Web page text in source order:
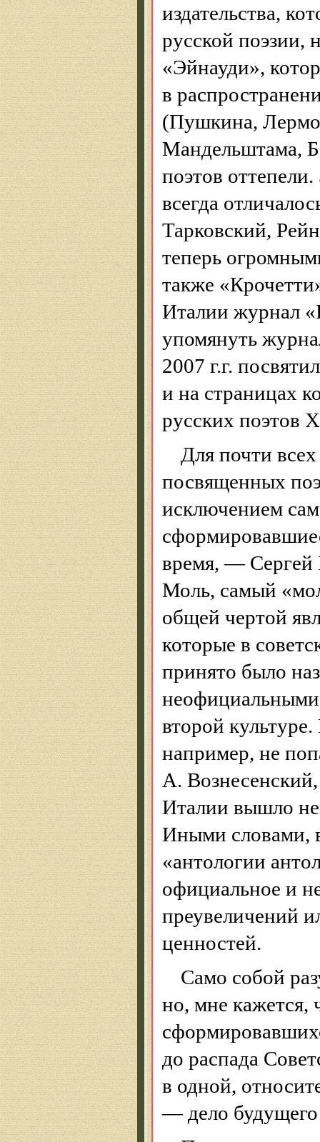
издательства,
русской поэзии,
«Эйнауди»,
в
(Пушкина,
Мандельштама,
поэтов
всегда
Тарковский,
теперь
также
Италии журнал
упомянуть
2007 г.г.
и на страницах
русских поэтов
Для почти
посвященных
исключением
время, — Сергей
Моль, самый
общей чертой
которые в
принято было
второй
например, не
А.
Италии вышло
Иными словами,
«антологии
официальное и
преувеличений
ценностей.
Само собой
но, мне кажется,
до распада
в одной,
— дело